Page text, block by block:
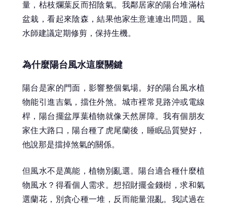
量，枯枝爛葉反而招陰氣。我鄰居家的陽台堆滿枯
盆栽，看起來陰森，結果他家生意連連出問題。風
水師建議定期修剪，保持生機。
為什麼陽台風水這麼關鍵
陽台是家的門面，影響整個氣場。好的陽台風水植
物能引進吉氣，擋住外煞。城市裡常見路沖或電線
桿，陽台擺盆厚葉植物就像天然屏障。我有個朋友
家住大路口，陽台種了虎尾蘭後，睡眠品質變好，
他說那是擋掉煞氣的關係。
但風水不是萬能，植物別亂選。陽台適合種什麼植
物風水？得看個人需求。想招財擺金錢樹，求和氣
選蘭花，別貪心種一堆，反而能量混亂。我試過在